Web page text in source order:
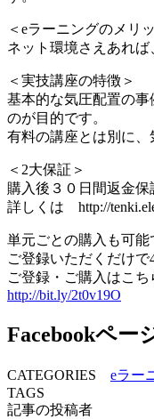
＜eラーニングのメリ
ネット環境さえあれ
＜実技講座の特徴＞
基本的な気圧配置の
のが目的です。
有料の講座とは別に、
＜2大保証＞
購入後３０日間返金保
詳しくは http://
単元ごとの購入も可能
ご登録いただくだけで
ご登録・ご購入はこち
http://bit.ly/2t0v19O
Facebookペー
CATEGORIES eラー
TAGS
記事の投稿者